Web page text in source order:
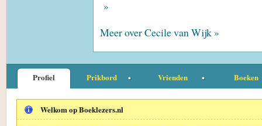
»
Meer over Cecile van Wijk »
Profiel Prikbord Vrienden Boeken
Welkom op Boeklezers.nl